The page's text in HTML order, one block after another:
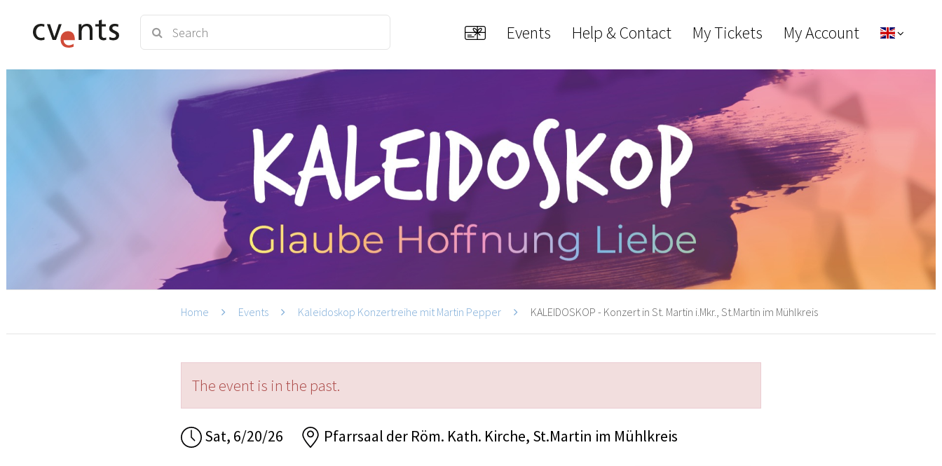
Events Help & Contact My Tickets My Account
Home Events Kaleidoskop Konzertreihe mit Martin Pepper KALEIDOSKOP - Konzert in St. Martin i.Mkr., St.Martin im Mühlkreis
The event is in the past.
Sat, 6/20/26 Pfarrsaal der Röm. Kath. Kirche, St.Martin im Mühlkreis